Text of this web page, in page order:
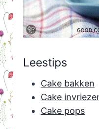
Leestips
Cake bakken
Cake
Cake pops